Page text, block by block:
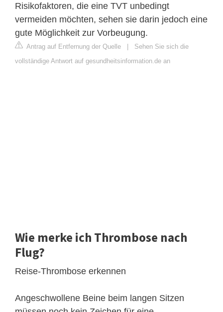
Risikofaktoren, die eine TVT unbedingt
vermeiden möchten, sehen sie darin jedoch eine
gute Möglichkeit zur Vorbeugung.
Antrag auf Entfernung der Quelle | Sehen Sie sich die
vollständige Antwort auf gesundheitsinformation.de an
Wie merke ich Thrombose nach
Flug?
Reise-Thrombose erkennen
Angeschwollene Beine beim langen Sitzen